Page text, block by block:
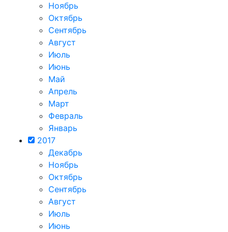
Ноябрь
Октябрь
Сентябрь
Август
Июль
Июнь
Май
Апрель
Март
Февраль
Январь
2017
Декабрь
Ноябрь
Октябрь
Сентябрь
Август
Июль
Июнь